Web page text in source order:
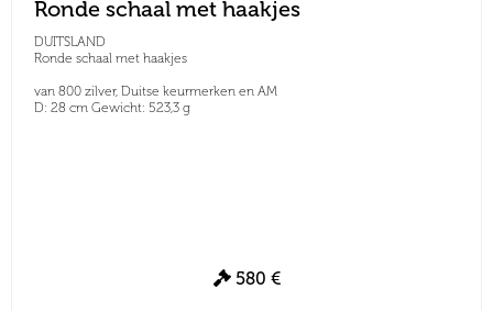
Ronde schaal met haakjes
DUITSLAND
Ronde schaal met haakjes
van 800 zilver, Duitse keurmerken en AM
D: 28 cm Gewicht: 523,3 g
580 €